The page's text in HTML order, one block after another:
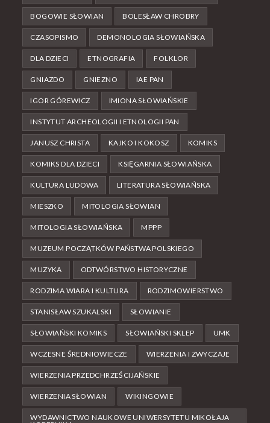
BOGOWIE SŁOWIAN BOLESŁAW CHROBRY
CZASOPISMO DEMONOLOGIA SŁOWIAŃSKA
DLA DZIECI ETNOGRAFIA FOLKLOR
GNIAZDO GNIEZNO IAE PAN
IGOR GÓREWICZ IMIONA SŁOWIAŃSKIE
INSTYTUT ARCHEOLOGII I ETNOLOGII PAN
JANUSZ CHRISTA KAJKO I KOKOSZ KOMIKS
KOMIKS DLA DZIECI KSIĘGARNIA SŁOWIAŃSKA
KULTURA LUDOWA LITERATURA SŁOWIAŃSKA
MIESZKO MITOLOGIA SŁOWIAN
MITOLOGIA SŁOWIAŃSKA MPPP
MUZEUM POCZĄTKÓW PAŃSTWA POLSKIEGO
MUZYKA ODTWÓRSTWO HISTORYCZNE
RODZIMA WIARA I KULTURA RODZIMOWIERSTWO
STANISŁAW SZUKALSKI SŁOWIANIE
SŁOWIAŃSKI KOMIKS SŁOWIAŃSKI SKLEP UMK
WCZESNE ŚREDNIOWIECZE WIERZENIA I ZWYCZAJE
WIERZENIA PRZEDCHRZEŚCIJAŃSKIE
WIERZENIA SŁOWIAN WIKINGOWIE
WYDAWNICTWO NAUKOWE UNIWERSYTETU MIKOŁAJA